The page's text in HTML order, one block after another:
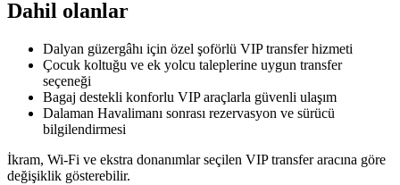
Dahil olanlar
Dalyan güzergâhı için özel şoförlü VIP transfer hizmeti
Çocuk koltuğu ve ek yolcu taleplerine uygun transfer
seçeneği
Bagaj destekli konforlu VIP araçlarla güvenli ulaşım
Dalaman Havalimanı sonrası rezervasyon ve sürücü
bilgilendirmesi
İkram, Wi-Fi ve ekstra donanımlar seçilen VIP transfer aracına göre
değişiklik gösterebilir.